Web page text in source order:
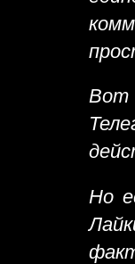
Вот
Но